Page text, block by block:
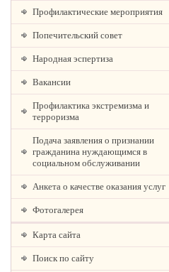
Профилактические мероприятия
Попечительский совет
Народная эспертиза
Вакансии
Профилактика экстремизма и
терроризма
Подача заявления о признании
гражданина нуждающимся в
социальном обслуживании
Анкета о качестве оказания услуг
Фотогалерея
Карта сайта
Поиск по сайту